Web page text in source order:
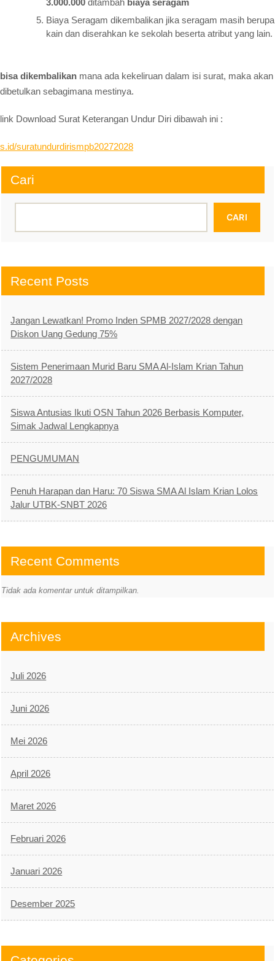
Biaya Seragam dikembalikan jika seragam masih berupa
kain dan diserahkan ke sekolah beserta atribut yang lain.
bisa dikembalikan mana ada kekeliruan dalam isi surat, maka akan
dibetulkan sebagimana mestinya.
link Download Surat Keterangan Undur Diri dibawah ini :
s.id/suratundurdirismpb20272028
Cari
CARI
Recent Posts
Jangan Lewatkan! Promo Inden SPMB 2027/2028 dengan
Diskon Uang Gedung 75%
Sistem Penerimaan Murid Baru SMA Al-Islam Krian Tahun
2027/2028
Siswa Antusias Ikuti OSN Tahun 2026 Berbasis Komputer,
Simak Jadwal Lengkapnya
PENGUMUMAN
Penuh Harapan dan Haru: 70 Siswa SMA Al Islam Krian Lolos
Jalur UTBK-SNBT 2026
Recent Comments
Tidak ada komentar untuk ditampilkan.
Archives
Juli 2026
Juni 2026
Mei 2026
April 2026
Maret 2026
Februari 2026
Januari 2026
Desember 2025